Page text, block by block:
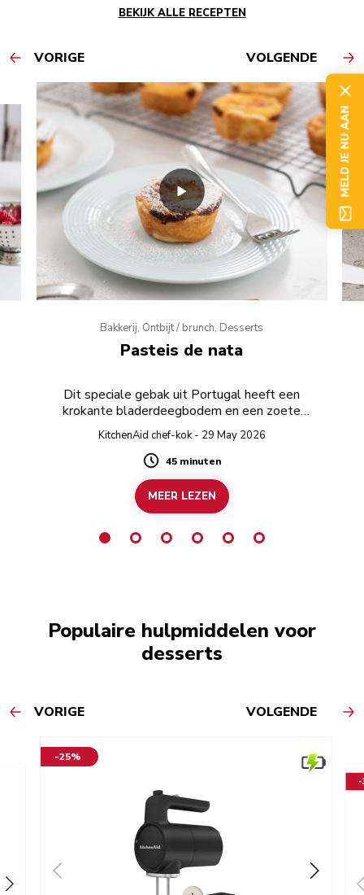
BEKIJK ALLE RECEPTEN
VORIGE VOLGENDE
Bakkerij, Ontbijt / brunch, Desserts
Pasteis de nata
Dit speciale gebak uit Portugal heeft een
krokante bladerdeegbodem en een zoete
sausvulling.
KitchenAid chef-kok - 29 May 2026
Duration
45 minuten
MEER LEZEN
Populaire hulpmiddelen voor
desserts
VORIGE VOLGENDE
-25%
-
MELD JE NU AAN